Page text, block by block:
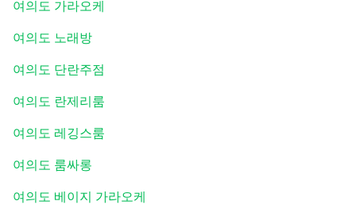
여의도 가라오케
여의도 노래방
여의도 단란주점
여의도 란제리룸
여의도 레깅스룸
여의도 룸싸롱
여의도 베이지 가라오케